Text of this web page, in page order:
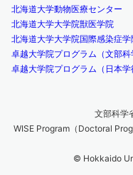
北海道大学動物医療センター
北海道大学大学院獣医学院
北海道大学大学院国際感染症学
卓越大学院プログラム（文部科
卓越大学院プログラム（日本学
文部科学
WISE Program（Doctoral
© Hokkaido